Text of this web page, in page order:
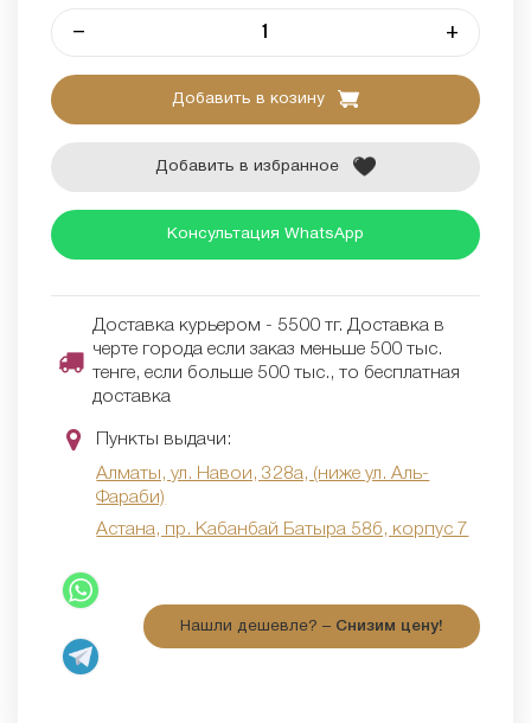
– +
Добавить в козину
Добавить в избранное
Консультация WhatsApp
Доставка курьером - 5500 тг. Доставка в
черте города если заказ меньше 500 тыс.
тенге, если больше 500 тыс., то бесплатная
доставка
Пункты выдачи:
Алматы, ул. Навои, 328а, (ниже ул. Аль-
Фараби)
Астана, пр. Кабанбай Батыра 58б, корпус 7
Нашли дешевле? – Снизим цену!